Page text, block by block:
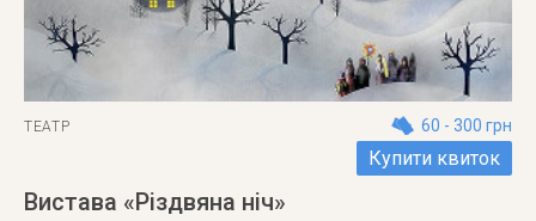
ТЕАТР 60 - 300 грн
Купити квиток
Вистава «Різдвяна ніч»